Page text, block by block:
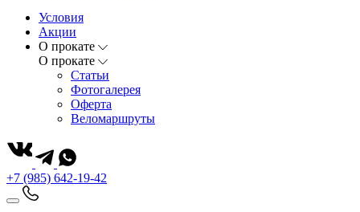
Условия
Акции
О прокате
О прокате
Статьи
Фотогалерея
Оферта
Веломаршруты
+7 (985) 642-19-42